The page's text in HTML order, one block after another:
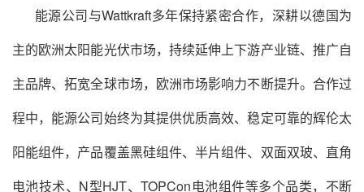
能源公司与Wattkraft多年保持紧密合作，深耕以德国为
主的欧洲太阳能光伏市场，持续延伸上下游产业链、推广自
主品牌、拓宽全球市场，欧洲市场影响力不断提升。合作过
程中，能源公司始终为其提供优质高效、稳定可靠的辉伦太
阳能组件，产品覆盖黑硅组件、半片组件、双面双玻、直角
电池技术、N型HJT、TOPCon电池组件等多个品类，不断